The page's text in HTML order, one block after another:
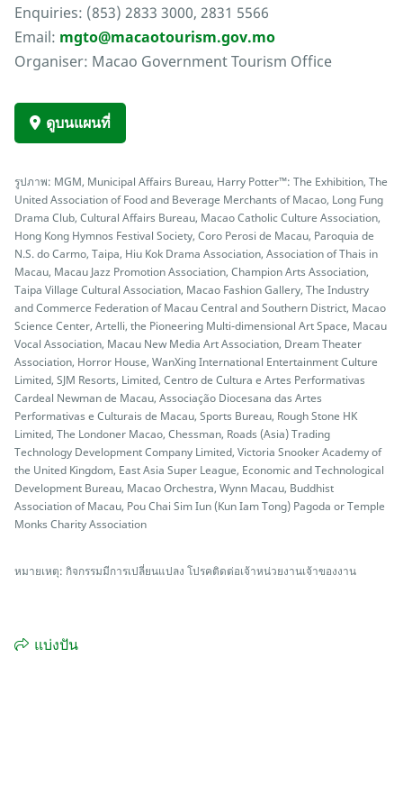
Enquiries: (853) 2833 3000, 2831 5566
Email: mgto@macaotourism.gov.mo
Organiser: Macao Government Tourism Office
ดูบนแผนที่
รูปภาพ: MGM, Municipal Affairs Bureau, Harry Potter™: The Exhibition, The
United Association of Food and Beverage Merchants of Macao, Long Fung
Drama Club, Cultural Affairs Bureau, Macao Catholic Culture Association,
Hong Kong Hymnos Festival Society, Coro Perosi de Macau, Paroquia de
N.S. do Carmo, Taipa, Hiu Kok Drama Association, Association of Thais in
Macau, Macau Jazz Promotion Association, Champion Arts Association,
Taipa Village Cultural Association, Macao Fashion Gallery, The Industry
and Commerce Federation of Macau Central and Southern District, Macao
Science Center, Artelli, the Pioneering Multi-dimensional Art Space, Macau
Vocal Association, Macau New Media Art Association, Dream Theater
Association, Horror House, WanXing International Entertainment Culture
Limited, SJM Resorts, Limited, Centro de Cultura e Artes Performativas
Cardeal Newman de Macau, Associação Diocesana das Artes
Performativas e Culturais de Macau, Sports Bureau, Rough Stone HK
Limited, The Londoner Macao, Chessman, Roads (Asia) Trading
Technology Development Company Limited, Victoria Snooker Academy of
the United Kingdom, East Asia Super League, Economic and Technological
Development Bureau, Macao Orchestra, Wynn Macau, Buddhist
Association of Macau, Pou Chai Sim Iun (Kun Iam Tong) Pagoda or Temple
Monks Charity Association
หมายเหตุ: กิจกรรมมีการเปลี่ยนแปลง โปรคติดต่อเจ้าหน่วยงานเจ้าของงาน
แบ่งปัน